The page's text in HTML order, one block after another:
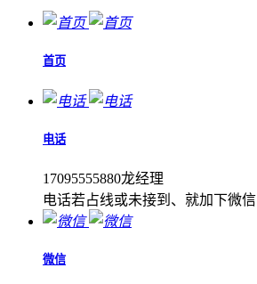
首页
电话
17095555880龙经理
电话若占线或未接到、就加下微信
微信